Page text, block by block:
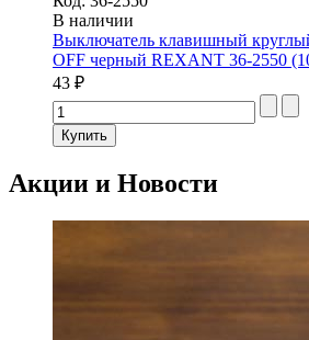
В наличии
Выключатель клавишный
OFF черный REXANT 36-2550
43 ₽
Акции и Новости